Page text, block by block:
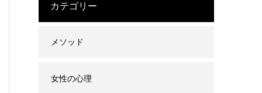
カテゴリー
メソッド
女性の心理